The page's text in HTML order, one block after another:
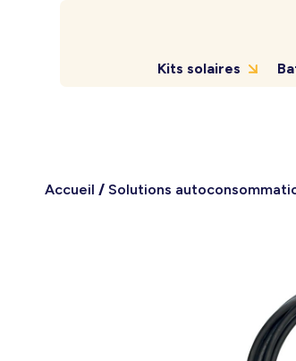
Kits solaires
Accueil / Solutions